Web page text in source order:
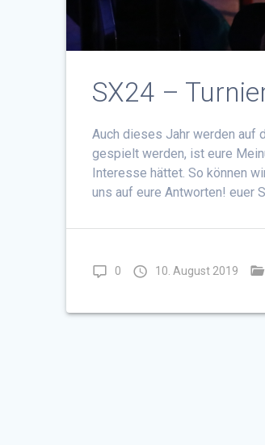
SX24 –
Auch dieses Jahr werden auf
gespielt werden, ist eure
Interesse hättet. So können
uns auf eure Antworten! euer
0 10. August 2019